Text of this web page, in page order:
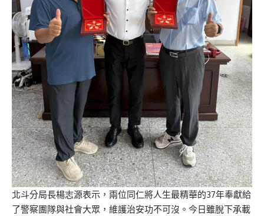
北斗分局長楊志源表示，兩位同仁將人生最精華的37年奉獻給
了警察團隊與社會大眾，維護治安功不可沒。今日雖脫下承載